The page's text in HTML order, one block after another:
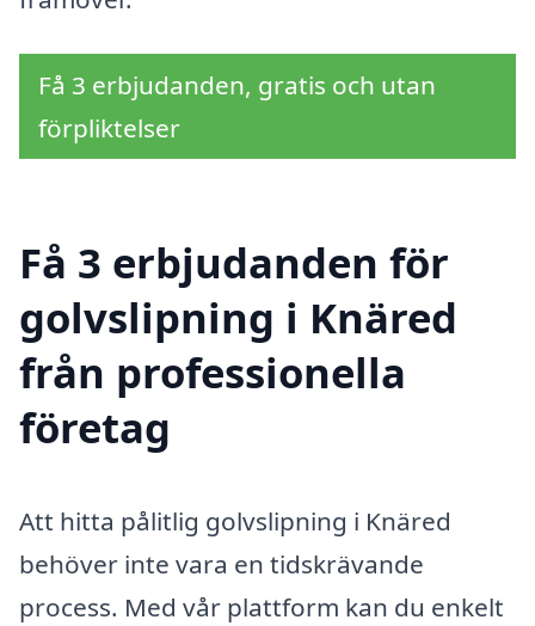
Få 3 erbjudanden, gratis och utan
förpliktelser
Få 3 erbjudanden för
golvslipning i Knäred
från professionella
företag
Att hitta pålitlig golvslipning i Knäred
behöver inte vara en tidskrävande
process. Med vår plattform kan du enkelt